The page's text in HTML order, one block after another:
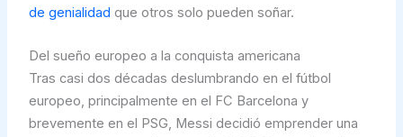
de genialidad que otros solo pueden soñar.
Del sueño europeo a la conquista americana
Tras casi dos décadas deslumbrando en el fútbol
europeo, principalmente en el FC Barcelona y
brevemente en el PSG, Messi decidió emprender una